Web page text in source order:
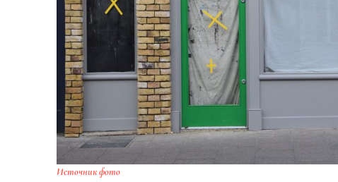
Источник фото